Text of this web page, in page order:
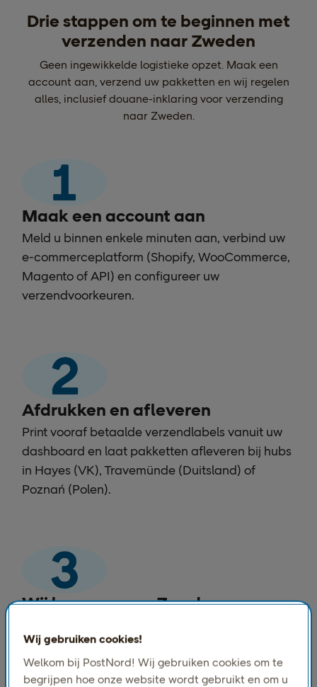
Drie stappen om te beginnen met
verzenden naar Zweden
Geen ingewikkelde logistieke opzet. Maak een
account aan, verzend uw pakketten en wij regelen
alles, inclusief douane-inklaring voor verzending
naar Zweden.
Maak een account aan
Meld u binnen enkele minuten aan, verbind uw
e-commerceplatform (Shopify, WooCommerce,
Magento of API) en configureer uw
verzendvoorkeuren.
Afdrukken en afleveren
Print vooraf betaalde verzendlabels vanuit uw
dashboard en laat pakketten afleveren bij hubs
in Hayes (VK), Travemünde (Duitsland) of
Poznań (Polen).
Wij leveren naar Zweden
douane-inklaring bij aankomst en levering op
de laatste kilometer naar de deur of het lokale
afhaalpunt van uw klant.
Wij gebruiken cookies!
Welkom bij PostNord! Wij gebruiken cookies om te
begrijpen hoe onze website wordt gebruikt en om u